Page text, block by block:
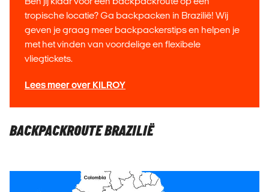
tropische locatie? Ga backpacken in Brazilië! Wij
geven je graag meer backpackerstips en helpen je
met het vinden van voordelige en flexibele
vliegtickets.
Lees meer over KILROY
BACKPACKROUTE BRAZILIË